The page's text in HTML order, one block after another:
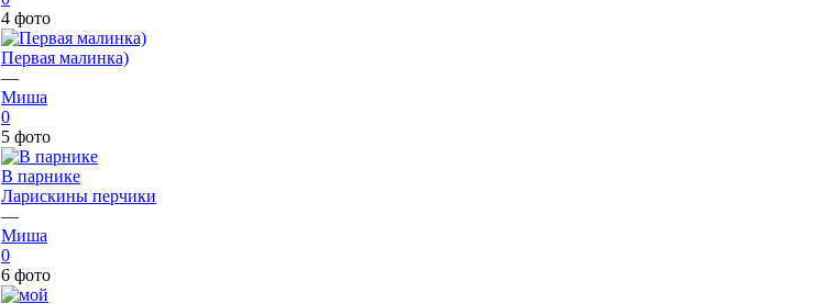
4 фото
Первая малинка)
—
Миша
0
5 фото
В парнике
Ларискины перчики
—
Миша
0
6 фото